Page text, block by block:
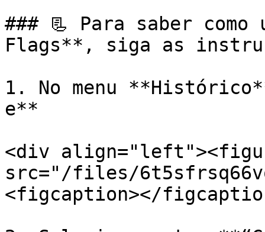
### 📃 Para saber
Flags**, siga as
1. No menu
e**
<div
src="/files/
<figcaption></